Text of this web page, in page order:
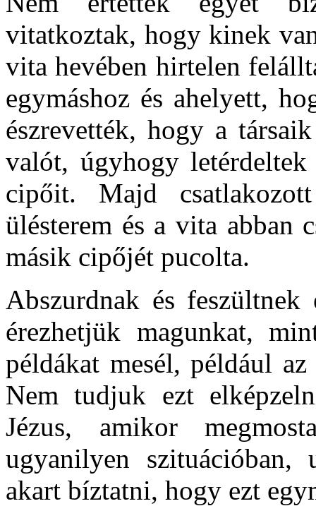
vitatkoztak, hogy kinek
vita hevében hirtelen
egymáshoz és ahelyett,
észrevették, hogy a
valót, úgyhogy letérdeltek
cipőit. Majd
ülésterem és a vita abban
másik cipőjét pucolta.
Abszurdnak és
érezhetjük magunkat,
példákat mesél, például
Nem tudjuk ezt
Jézus, amikor
ugyanilyen szituációban,
akart bíztatni, hogy ezt